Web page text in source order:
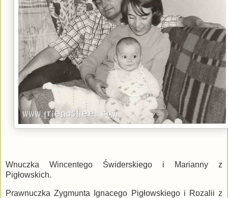
Wnuczka Wincentego Świderskiego i Marianny z
Pigłowskich.
Prawnuczka Zygmunta Ignacego Pigłowskiego i Rozalii z